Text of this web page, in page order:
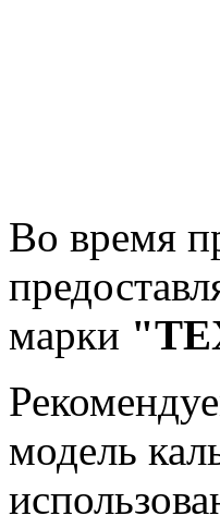
Во время
марки
модель